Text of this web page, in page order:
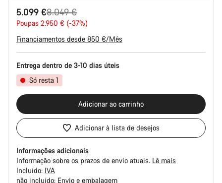
5.099 €
Preço
Original
8.049 €
Poupas 2.950 € (-37%)
Financiamentos desde 850 €/Mês
Entrega dentro de 3-10 dias úteis
Só resta 1
Adicionar ao carrinho
Adicionar à lista de desejos
Informações adicionais
Informação sobre os prazos de envio atuais. Lê mais
Incluído: IVA
não incluído: Envio e embalagem